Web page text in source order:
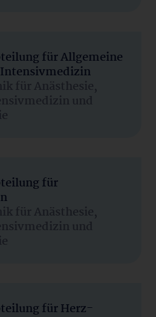
für Allgemeine
für Anästhesie,
und
für
für Anästhesie,
und
für Herz-